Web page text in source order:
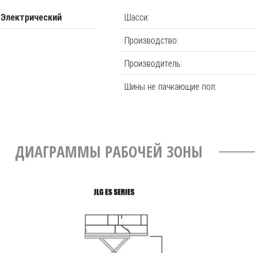
Электрический Шасси:
Производство:
Производитель:
Шины не пачкающие пол:
ДИАГРАММЫ РАБОЧЕЙ ЗОНЫ